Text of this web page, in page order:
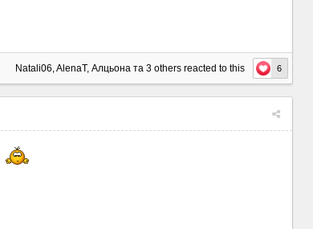
6
Natali06 AlenaT, Алцьона та 3 others reacted to this